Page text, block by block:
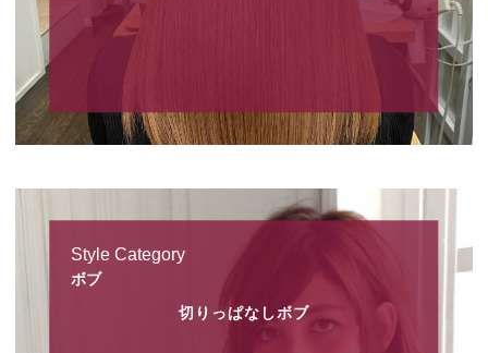
Style Category
ボブ
切りっぱなしボブ